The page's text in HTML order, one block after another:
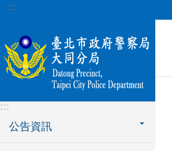
跳到主要內容區塊
:::
:::
公告資訊